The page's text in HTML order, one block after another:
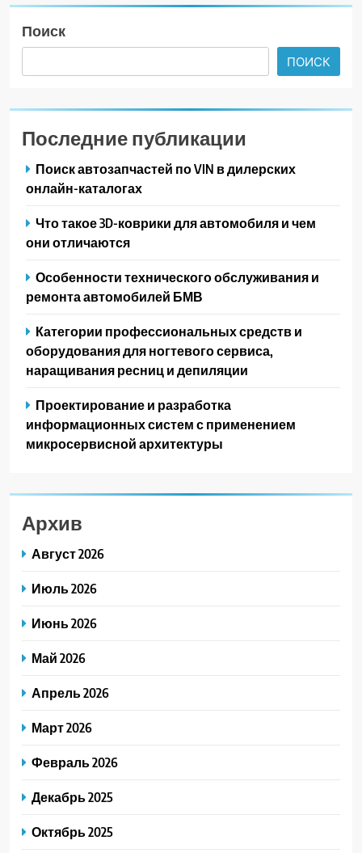
Поиск
ПОИСК
Последние публикации
Поиск автозапчастей по VIN в дилерских
онлайн-каталогах
Что такое 3D-коврики для автомобиля и чем
они отличаются
Особенности технического обслуживания и
ремонта автомобилей БМВ
Категории профессиональных средств и
оборудования для ногтевого сервиса,
наращивания ресниц и депиляции
Проектирование и разработка
информационных систем с применением
микросервисной архитектуры
Архив
Август 2026
Июль 2026
Июнь 2026
Май 2026
Апрель 2026
Март 2026
Февраль 2026
Декабрь 2025
Октябрь 2025